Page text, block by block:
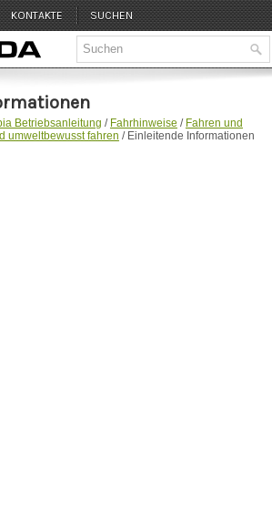
KONTAKTE SUCHEN
Betriebsanleitung / Fahrhinweise / Fahren und
umweltbewusst fahren / Einleitende Informationen